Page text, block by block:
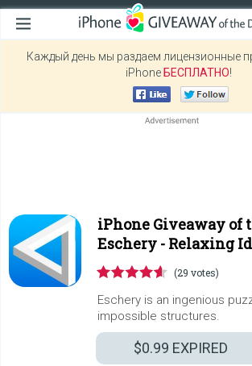
Каждый день мы раздаем лицензионные
iPhone БЕСПЛАТНО!
iPhone Giveaway of
Eschery - Relaxing
(29 votes)
Eschery is an ingenious
impossible structures.
$0.99 EXPIRED